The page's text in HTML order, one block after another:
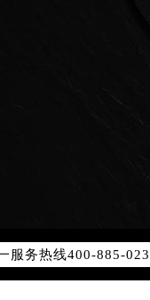
国官方售后客户服务
服务热线400-885-
后服务中心最新网点